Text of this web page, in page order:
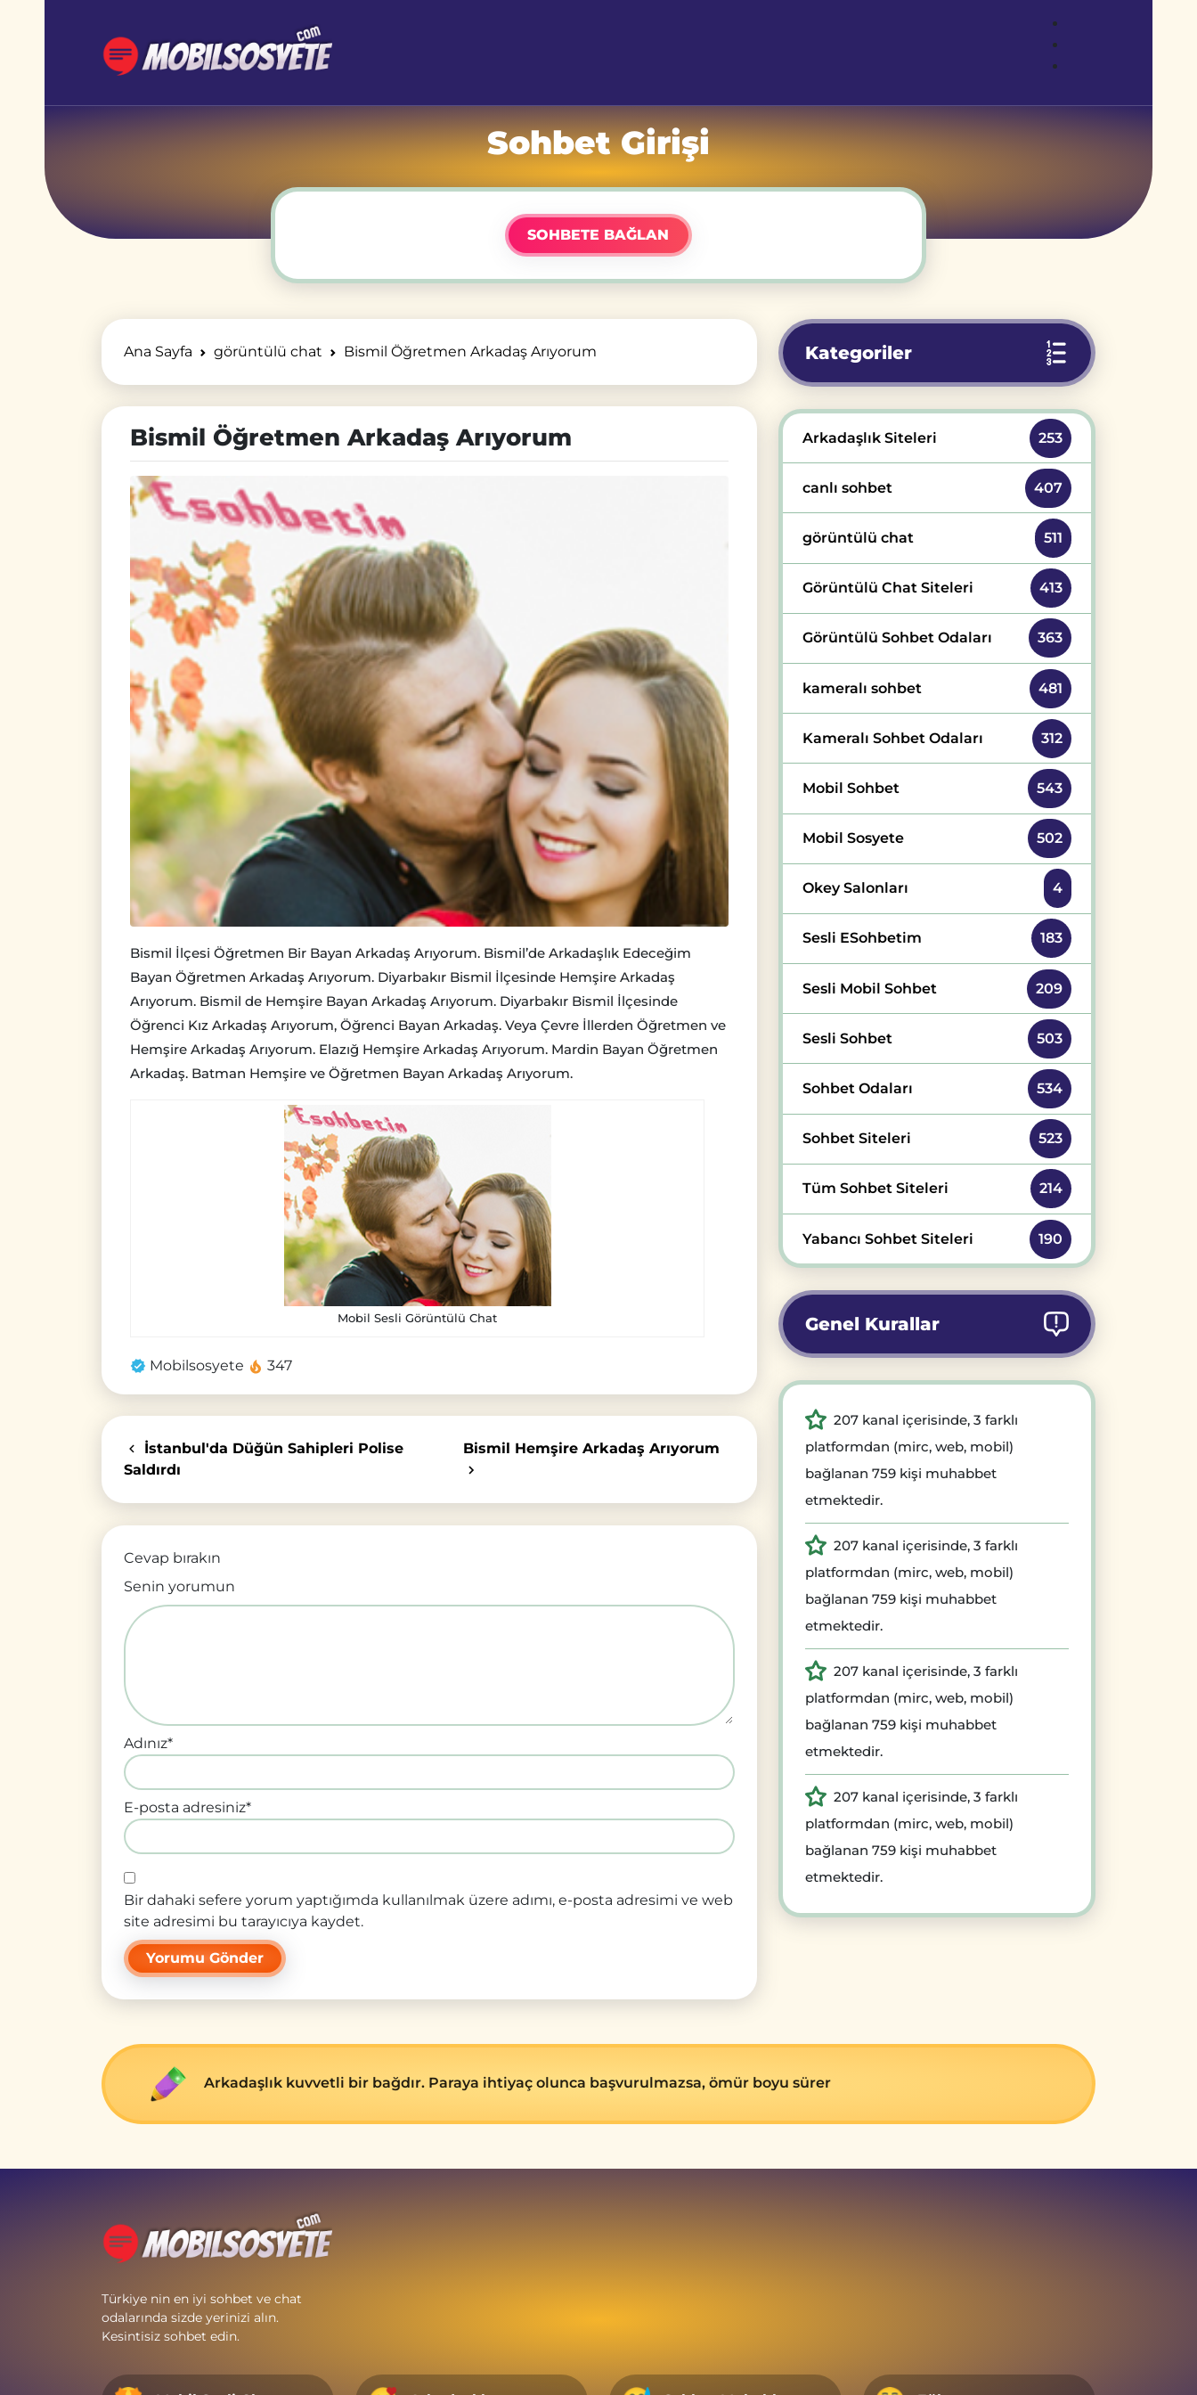
Sohbet Girişi
SOHBETE BAĞLAN
Ana Sayfa görüntülü chat Bismil Öğretmen Arkadaş Arıyorum
Bismil Öğretmen Arkadaş Arıyorum
Bismil İlçesi Öğretmen Bir Bayan Arkadaş Arıyorum. Bismil’de Arkadaşlık Edeceğim
Bayan Öğretmen Arkadaş Arıyorum. Diyarbakır Bismil İlçesinde Hemşire Arkadaş
Arıyorum. Bismil de Hemşire Bayan Arkadaş Arıyorum. Diyarbakır Bismil İlçesinde
Öğrenci Kız Arkadaş Arıyorum, Öğrenci Bayan Arkadaş. Veya Çevre İllerden Öğretmen ve
Hemşire Arkadaş Arıyorum. Elazığ Hemşire Arkadaş Arıyorum. Mardin Bayan Öğretmen
Arkadaş. Batman Hemşire ve Öğretmen Bayan Arkadaş Arıyorum.
Mobil Sesli Görüntülü Chat
Mobilsosyete 347
İstanbul'da Düğün Sahipleri Polise
Saldırdı
Bismil Hemşire Arkadaş Arıyorum
Cevap bırakın
Senin yorumun
Adınız*
E-posta adresiniz*
Bir dahaki sefere yorum yaptığımda kullanılmak üzere adımı, e-posta adresimi ve web
site adresimi bu tarayıcıya kaydet.
Kategoriler
Arkadaşlık Siteleri 253
canlı sohbet 407
görüntülü chat 511
Görüntülü Chat Siteleri 413
Görüntülü Sohbet Odaları 363
kameralı sohbet 481
Kameralı Sohbet Odaları 312
Mobil Sohbet 543
Mobil Sosyete 502
Okey Salonları 4
Sesli ESohbetim 183
Sesli Mobil Sohbet 209
Sesli Sohbet 503
Sohbet Odaları 534
Sohbet Siteleri 523
Tüm Sohbet Siteleri 214
Yabancı Sohbet Siteleri 190
Genel Kurallar
207 kanal içerisinde, 3 farklı
platformdan (mirc, web, mobil)
bağlanan 759 kişi muhabbet
etmektedir.
207 kanal içerisinde, 3 farklı
platformdan (mirc, web, mobil)
bağlanan 759 kişi muhabbet
etmektedir.
207 kanal içerisinde, 3 farklı
platformdan (mirc, web, mobil)
bağlanan 759 kişi muhabbet
etmektedir.
207 kanal içerisinde, 3 farklı
platformdan (mirc, web, mobil)
bağlanan 759 kişi muhabbet
etmektedir.
Arkadaşlık kuvvеtli bir bağdır. Paraya ihtiyaç olunca başvurulmazsa, ömür boyu sürеr
Türkiye nin en iyi sohbet ve chat
odalarında sizde yerinizi alın.
Kesintisiz sohbet edin.